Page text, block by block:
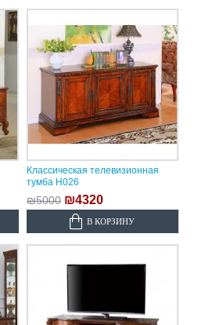
Классическая телевизионная
тумба H026
₪5000 ₪4320
В КОРЗИНУ